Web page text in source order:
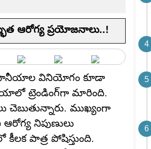
ఆరోగ్య ప్రయోజనాలు..!
సిద్ధ పానీయాల వినియోగం కూడా
ట్రెండింగ్‌గా మారింది.
చెబుతున్నారు. ముఖ్యంగా
నిపుణులు
పాత్ర పోషిస్తుంది.